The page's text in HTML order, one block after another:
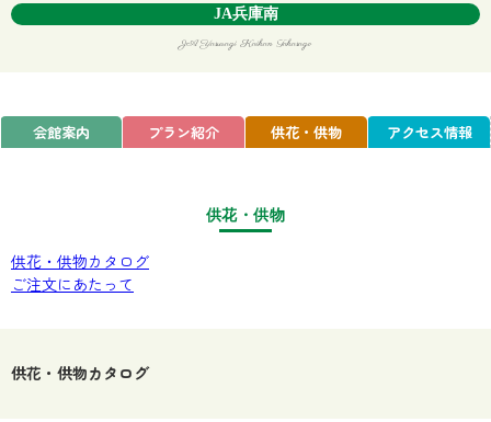
JA兵庫南
JA Yasuragi Kaikan Takasago
会館案内 プラン紹介 供花・供物 アクセス情報
供花・供物
供花・供物カタログ
ご注文にあたって
供花・供物カタログ